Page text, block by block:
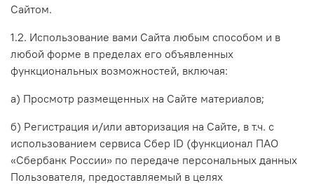
Сайтом.
1.2. Использование вами Сайта любым способом и в
любой форме в пределах его объявленных
функциональных возможностей, включая:
а) Просмотр размещенных на Сайте материалов;
б) Регистрация и/или авторизация на Сайте, в т.ч. с
использованием сервиса Сбер ID (функционал ПАО
«Сбербанк России» по передаче персональных данных
Пользователя, предоставляемый в целях